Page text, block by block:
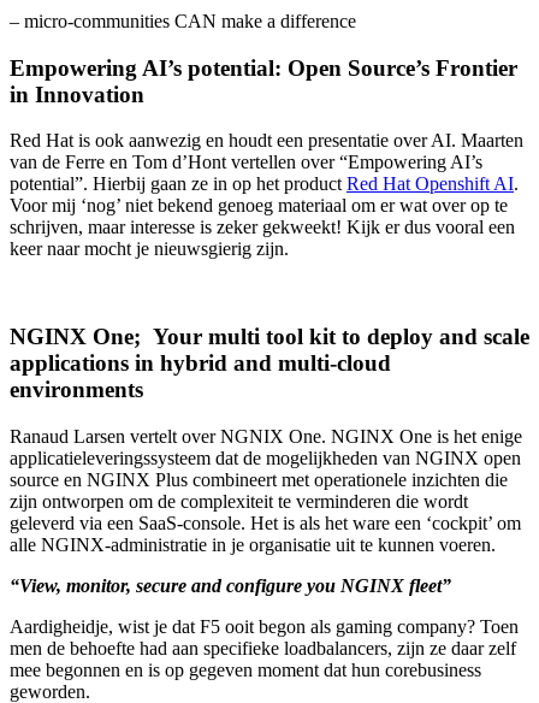
– micro-communities CAN make a difference
Empowering AI’s potential: Open Source’s Frontier
in Innovation
Red Hat is ook aanwezig en houdt een presentatie over AI. Maarten
van de Ferre en Tom d’Hont vertellen over “Empowering AI’s
potential”. Hierbij gaan ze in op het product Red Hat Openshift AI.
Voor mij ‘nog’ niet bekend genoeg materiaal om er wat over op te
schrijven, maar interesse is zeker gekweekt! Kijk er dus vooral een
keer naar mocht je nieuwsgierig zijn.
NGINX One; Your multi tool kit to deploy and scale
applications in hybrid and multi-cloud
environments
Ranaud Larsen vertelt over NGNIX One. NGINX One is het enige
applicatieleveringssysteem dat de mogelijkheden van NGINX open
source en NGINX Plus combineert met operationele inzichten die
zijn ontworpen om de complexiteit te verminderen die wordt
geleverd via een SaaS-console. Het is als het ware een ‘cockpit’ om
alle NGINX-administratie in je organisatie uit te kunnen voeren.
“View, monitor, secure and configure you NGINX fleet”
Aardigheidje, wist je dat F5 ooit begon als gaming company? Toen
men de behoefte had aan specifieke loadbalancers, zijn ze daar zelf
mee begonnen en is op gegeven moment dat hun corebusiness
geworden.